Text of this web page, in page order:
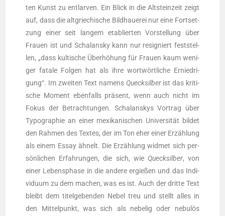
ten Kunst zu ent­lar­ven. Ein Blick in die Alt­stein­zeit zeigt
auf, dass die alt­grie­chi­sche Bild­haue­rei nur eine Fort­set­
zung einer seit lan­gem eta­blier­ten Vor­stel­lung über
Frau­en ist und Schal­an­sky kann nur resi­gniert fest­stel­
len, „dass kul­ti­sche Über­hö­hung für Frau­en kaum weni­
ger fata­le Fol­gen hat als ihre wort­wört­li­che Ernied­ri­
gung“. Im zwei­ten Text namens Queck­sil­berist das kri­ti­
sche Moment eben­falls prä­sent, wenn auch nicht im
Fokus der Betrach­tun­gen. Schal­an­skys Vor­trag über
Typo­gra­phie an einer mexi­ka­ni­schen Uni­ver­si­tät bil­det
den Rah­men des Tex­tes, der im Ton eher einer Erzäh­lung
als einem Essay ähnelt. Die Erzäh­lung wid­met sich per­
sön­li­chen Erfah­run­gen, die sich, wie Queck­sil­ber, von
einer Lebens­pha­se in die ande­re ergie­ßen und das Indi­
vi­du­um zu dem machen, was es ist. Auch der drit­te Text
bleibt dem titel­ge­ben­den Nebel treu und stellt alles in
den Mit­tel­punkt, was sich als nebe­lig oder nebu­lös